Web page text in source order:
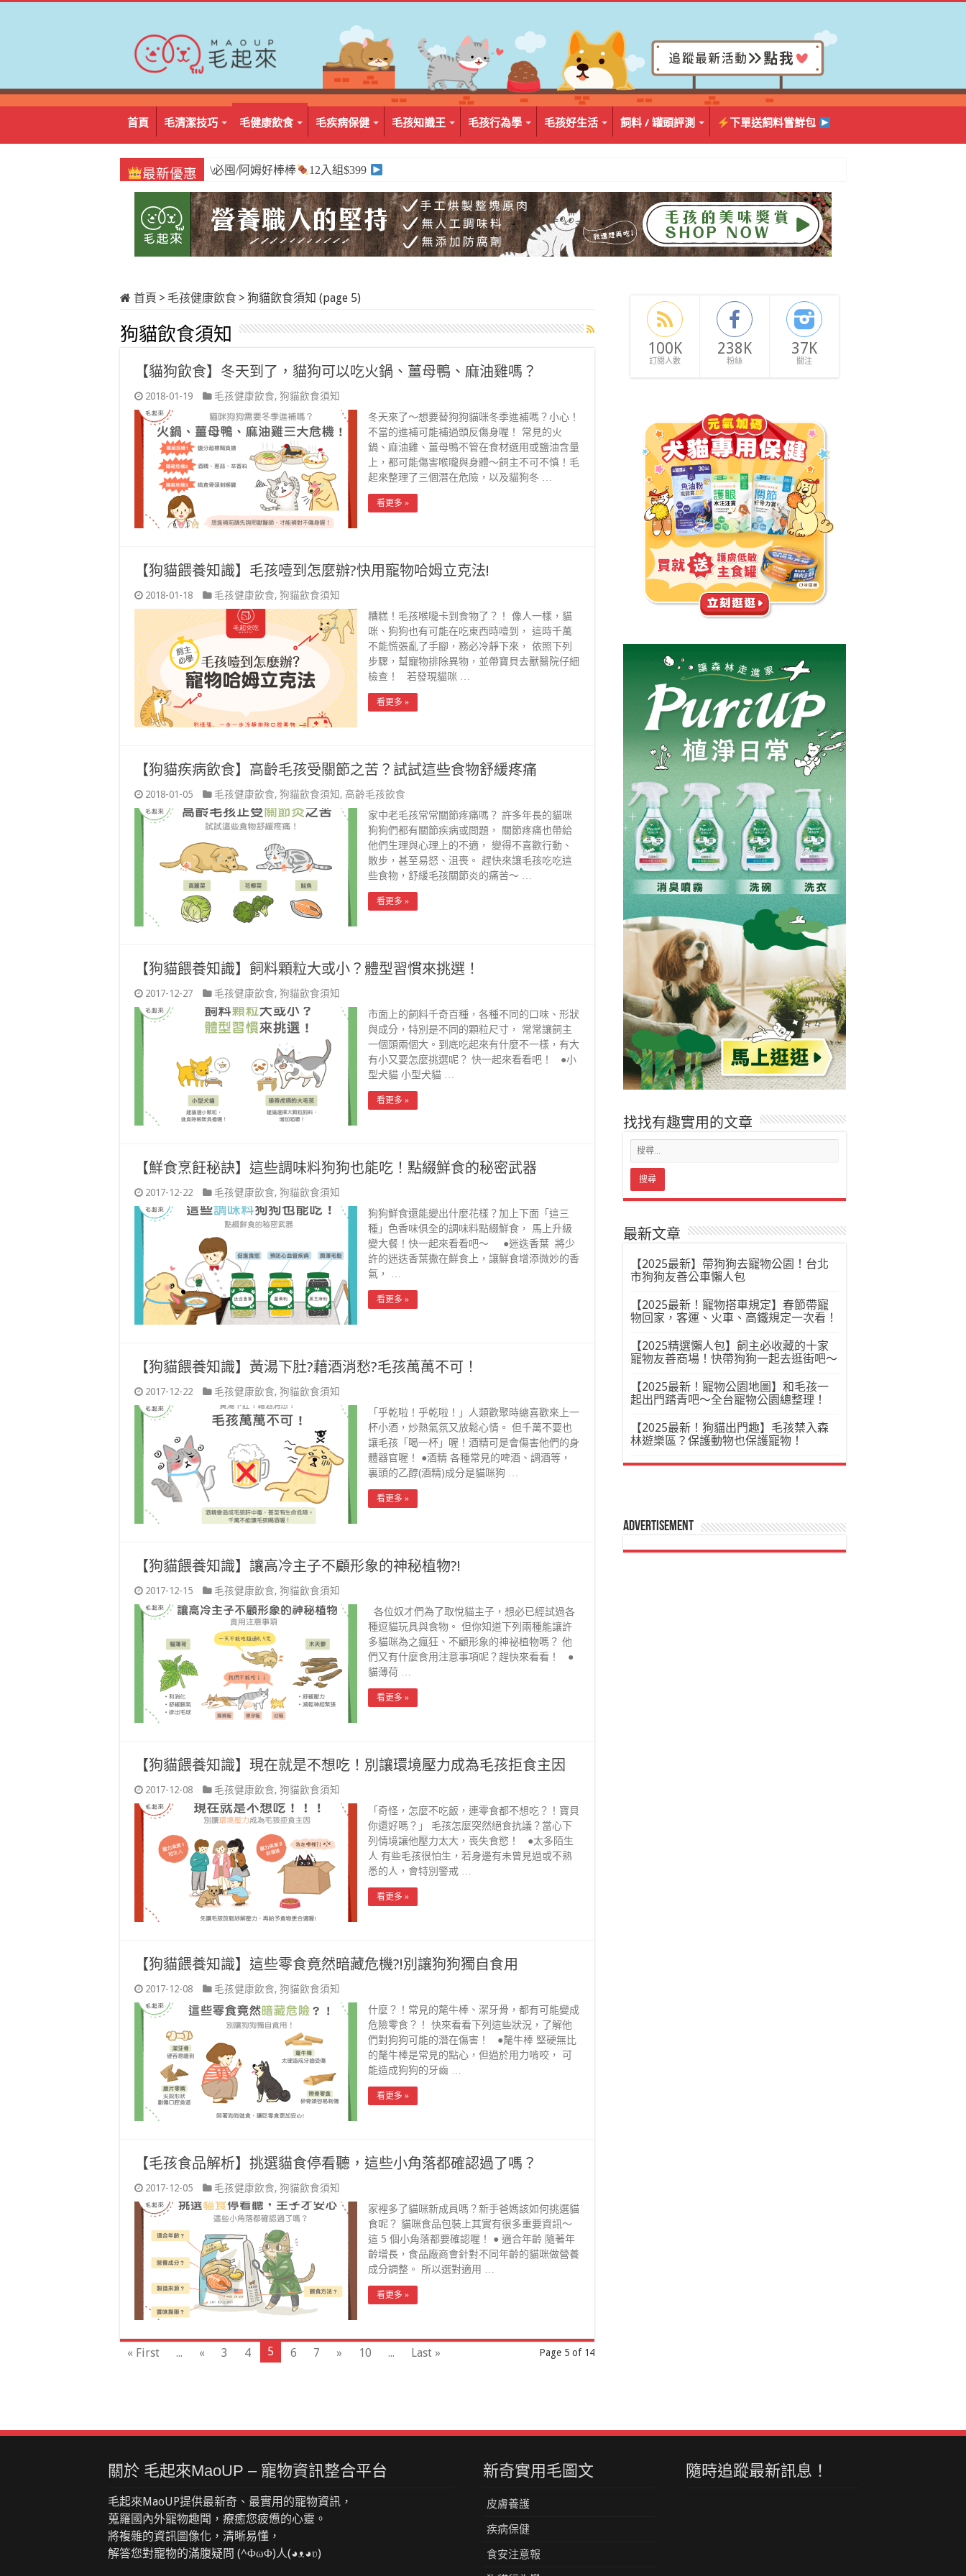
首頁 毛清潔技巧 毛健康飲食 毛疾病保健 毛孩知識王 毛孩行為學 毛孩好生活 飼料 / 罐頭評測 下單送飼料嘗鮮包
最新優惠 \必囤/阿姆好棒棒 12入組$399
首頁 > 毛孩健康飲食 > 狗貓飲食須知 (page 5)
狗貓飲食須知
【貓狗飲食】冬天到了，貓狗可以吃火鍋、薑母鴨、麻油雞嗎？
2018-01-19 毛孩健康飲食, 狗貓飲食須知
冬天來了～想要替狗狗貓咪冬季進補嗎？小心！
不當的進補可能補過頭反傷身喔！ 常見的火
鍋、麻油雞、薑母鴨不管在食材選用或鹽油含量
上，都可能傷害喉嚨與身體～飼主不可不慎！毛
起來整理了三個潛在危險，以及貓狗冬 …
看更多 »
【狗貓餵養知識】毛孩噎到怎麼辦?快用寵物哈姆立克法!
2018-01-18 毛孩健康飲食, 狗貓飲食須知
糟糕！毛孩喉嚨卡到食物了？！ 像人一樣，貓
咪、狗狗也有可能在吃東西時噎到， 這時千萬
不能慌張亂了手腳，務必冷靜下來， 依照下列
步驟，幫寵物排除異物，並帶寶貝去獸醫院仔細
檢查！ 若發現貓咪 …
看更多 »
【狗貓疾病飲食】高齡毛孩受關節之苦？試試這些食物舒緩疼痛
2018-01-05 毛孩健康飲食, 狗貓飲食須知, 高齡毛孩飲食
家中老毛孩常常關節疼痛嗎？ 許多年長的貓咪
狗狗們都有關節疾病或問題， 關節疼痛也帶給
他們生理與心理上的不適， 變得不喜歡行動、
散步，甚至易怒、沮喪。 趕快來讓毛孩吃吃這
些食物，舒緩毛孩關節炎的痛苦～ …
看更多 »
【狗貓餵養知識】飼料顆粒大或小？體型習慣來挑選！
2017-12-27 毛孩健康飲食, 狗貓飲食須知
市面上的飼料千奇百種，各種不同的口味、形狀
與成分，特別是不同的顆粒尺寸， 常常讓飼主
一個頭兩個大。到底吃起來有什麼不一樣，有大
有小又要怎麼挑選呢？ 快一起來看看吧！ ●小
型犬貓 小型犬貓 …
看更多 »
【鮮食烹飪秘訣】這些調味料狗狗也能吃！點綴鮮食的秘密武器
2017-12-22 毛孩健康飲食, 狗貓飲食須知
狗狗鮮食還能變出什麼花樣？加上下面「這三
種」色香味俱全的調味料點綴鮮食， 馬上升級
變大餐！快一起來看看吧～ ●迷迭香葉 將少
許的迷迭香葉撒在鮮食上，讓鮮食增添微妙的香
氣， …
看更多 »
【狗貓餵養知識】黃湯下肚?藉酒消愁?毛孩萬萬不可！
2017-12-22 毛孩健康飲食, 狗貓飲食須知
「乎乾啦！乎乾啦！」人類歡聚時總喜歡來上一
杯小酒，炒熱氣氛又放鬆心情。 但千萬不要也
讓毛孩「喝一杯」喔！酒精可是會傷害他們的身
體器官喔！ ●酒精 各種常見的啤酒、調酒等，
裏頭的乙醇(酒精)成分是貓咪狗 …
看更多 »
【狗貓餵養知識】讓高冷主子不顧形象的神秘植物?!
2017-12-15 毛孩健康飲食, 狗貓飲食須知
各位奴才們為了取悅貓主子，想必已經試過各
種逗貓玩具與食物。 但你知道下列兩種能讓許
多貓咪為之瘋狂、不顧形象的神祕植物嗎？ 他
們又有什麼食用注意事項呢？趕快來看看！ ●
貓薄荷 …
看更多 »
【狗貓餵養知識】現在就是不想吃！別讓環境壓力成為毛孩拒食主因
2017-12-08 毛孩健康飲食, 狗貓飲食須知
「奇怪，怎麼不吃飯，連零食都不想吃？！寶貝
你還好嗎？」 毛孩怎麼突然絕食抗議？當心下
列情境讓他壓力太大，喪失食慾！ ●太多陌生
人 有些毛孩很怕生，若身邊有未曾見過或不熟
悉的人，會特別警戒 …
看更多 »
【狗貓餵養知識】這些零食竟然暗藏危機?!別讓狗狗獨自食用
2017-12-08 毛孩健康飲食, 狗貓飲食須知
什麼？！常見的氂牛棒、潔牙骨，都有可能變成
危險零食？！ 快來看看下列這些狀況，了解他
們對狗狗可能的潛在傷害！ ●氂牛棒 堅硬無比
的氂牛棒是常見的點心，但過於用力啃咬， 可
能造成狗狗的牙齒 …
看更多 »
【毛孩食品解析】挑選貓食停看聽，這些小角落都確認過了嗎？
2017-12-05 毛孩健康飲食, 狗貓飲食須知
家裡多了貓咪新成員嗎？新手爸媽該如何挑選貓
食呢？ 貓咪食品包裝上其實有很多重要資訊～
這 5 個小角落都要確認喔！ ● 適合年齡 隨著年
齡增長，食品廠商會針對不同年齡的貓咪做營養
成分調整。 所以選對適用 …
看更多 »
Page 5 of 14
« First ... « 3 4 5 6 7 » 10 ... Last »
100K
訂閱人數
238K
粉絲
37K
關注
找找有趣實用的文章
最新文章
【2025最新】帶狗狗去寵物公園！台北
市狗狗友善公車懶人包
【2025最新！寵物搭車規定】春節帶寵
物回家，客運、火車、高鐵規定一次看！
【2025精選懶人包】飼主必收藏的十家
寵物友善商場！快帶狗狗一起去逛街吧～
【2025最新！寵物公園地圖】和毛孩一
起出門踏青吧～全台寵物公園總整理！
【2025最新！狗貓出門趣】毛孩禁入森
林遊樂區？保護動物也保護寵物！
Advertisement
關於 毛起來MaoUP – 寵物資訊整合平台
毛起來MaoUP提供最新奇、最實用的寵物資訊，
蒐羅國內外寵物趣聞，療癒您疲憊的心靈。
將複雜的資訊圖像化，清晰易懂，
解答您對寵物的滿腹疑問 (^ΦωΦ)人(◕ᴥ◕ʋ)
新奇實用毛圖文
皮膚養護
疾病保健
食安注意報
隨時追蹤最新訊息！